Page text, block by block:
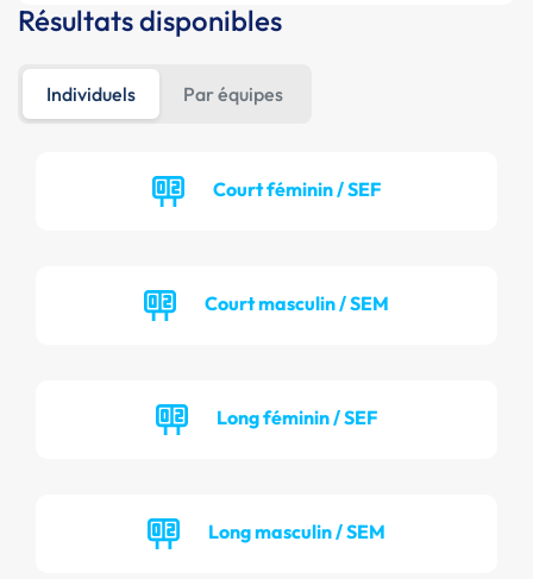
Résultats disponibles
Individuels Par équipes
Court féminin / SEF
Court masculin / SEM
Long féminin / SEF
Long masculin / SEM